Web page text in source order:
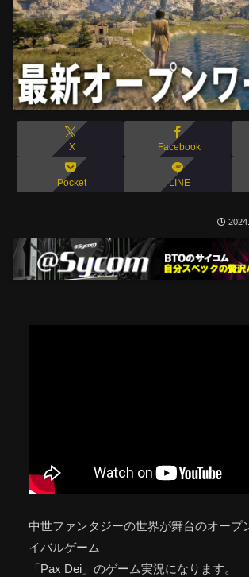
X Facebook
Pocket LINE
中世ファンタジーの世界が舞台のオープ
イバルゲーム
「Pax Dei」のゲーム実況になります。